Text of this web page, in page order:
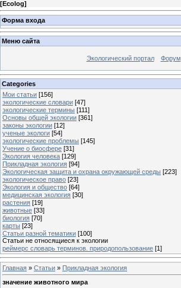
[Ecolog]
Форма входа
Меню сайта
Экологический портал Форум
Categories
Мои статьи [156]
экологические словари [47]
экологические термины [111]
Основы общей экологии [361]
законы экологии [12]
ученые экологи [54]
экологические проблемы [145]
Учение о биосфере [31]
Экология человека [129]
Прикладная экология [94]
Экологическая защита и охрана окружающей среды [223]
экологическое право [23]
Экология и общество [64]
медицинская экология [30]
растения [19]
животные [33]
биология [70]
карты [23]
Статьи разной тематики [100]
Статьи не относящиеся к экологии
реймерс словарь терминов. природопользование [1]
Главная » Статьи » Прикладная экология
значение животного мира